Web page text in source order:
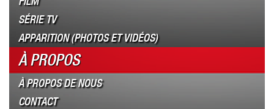
SÉRIE TV
APPARITION (PHOTOS ET VIDÉOS)
À PROPOS
À PROPOS DE NOUS
CONTACT